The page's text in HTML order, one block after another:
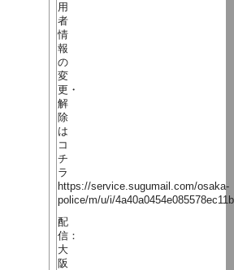
用
者
情
報
の
変
更・
解
除
は
コ
チ
ラ
https://service.sugumail.com/osaka-
police/m/u/i/
配
信：
大
阪